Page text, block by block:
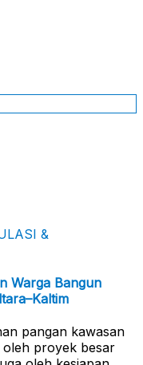
&
Warga Bangun
pangan kawasan
oleh proyek besar